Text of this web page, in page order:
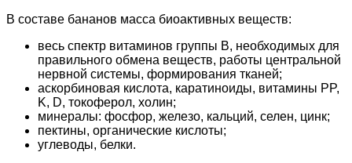
В составе бананов масса биоактивных веществ:
весь спектр витаминов группы В, необходимых для
правильного обмена веществ, работы центральной
нервной системы, формирования тканей;
аскорбиновая кислота, каратиноиды, витамины PP,
K, D, токоферол, холин;
минералы: фосфор, железо, кальций, селен, цинк;
пектины, органические кислоты;
углеводы, белки.